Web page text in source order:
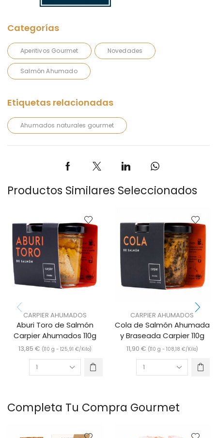
Aperitivos Gourmet Novedades
Salmón Ahumado
Ahumados naturales gourmet
Productos Similares Seleccionados
CARPIER AHUMADOS
Aburi Toro de Salmón
Carpier Ahumados 110g
13,85 € (110 g - 125,91 €/Kilo)
CARPIER AHUMADOS
Cola de Salmón Ahumada
y Braseada Carpier 110g
11,90 € (110 g - 108,18 €/Kilo)
Completa Tu Compra Gourmet